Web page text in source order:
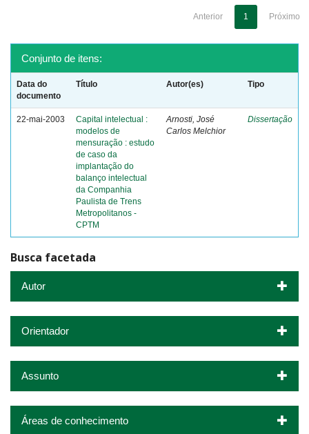
Anterior 1 Próximo
Conjunto de itens:
Data do
documento
Título Autor(es) Tipo
22-mai-2003
Capital intelectual :
modelos de
mensuração : estudo
de caso da
implantação do
balanço intelectual
da Companhia
Paulista de Trens
Metropolitanos -
CPTM
Arnosti, José
Carlos Melchior
Dissertação
Busca facetada
Autor
Orientador
Assunto
Áreas de conhecimento